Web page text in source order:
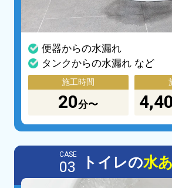
便器からの水漏れ
タンクからの水漏れ など
施工時間
20分〜
CASE
03 トイレの水